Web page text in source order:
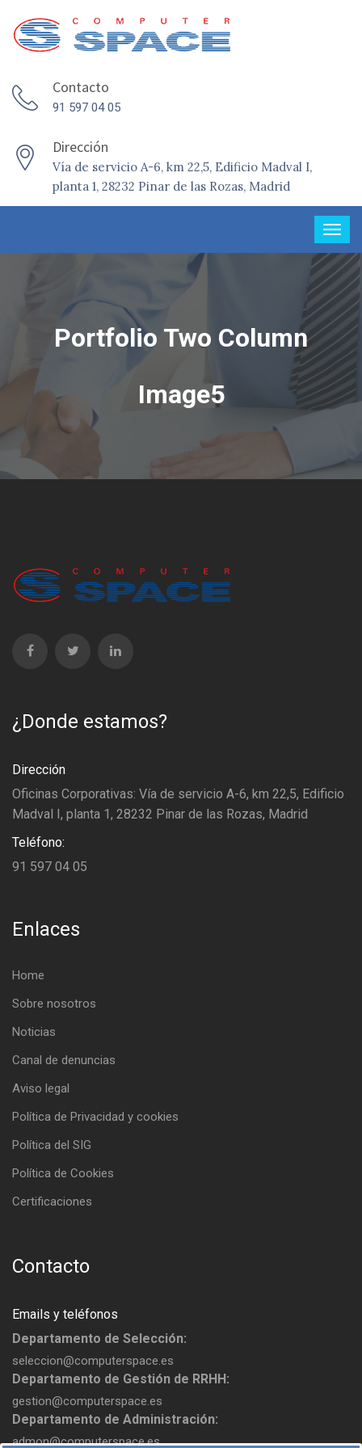
Contacto
91 597 04 05
Dirección
Vía de servicio A-6, km 22,5, Edificio Madval I,
planta 1, 28232 Pinar de las Rozas, Madrid
Portfolio Two Column
Image5
¿Donde estamos?
Dirección
Oficinas Corporativas: Vía de servicio A-6, km 22,5, Edificio
Madval I, planta 1, 28232 Pinar de las Rozas, Madrid
Teléfono:
91 597 04 05
Enlaces
Home
Sobre nosotros
Noticias
Canal de denuncias
Aviso legal
Política de Privacidad y cookies
Política del SIG
Política de Cookies
Certificaciones
Contacto
Emails y teléfonos
Departamento de Selección:
seleccion@computerspace.es
Departamento de Gestión de RRHH:
gestion@computerspace.es
Departamento de Administración:
admon@computerspace.es